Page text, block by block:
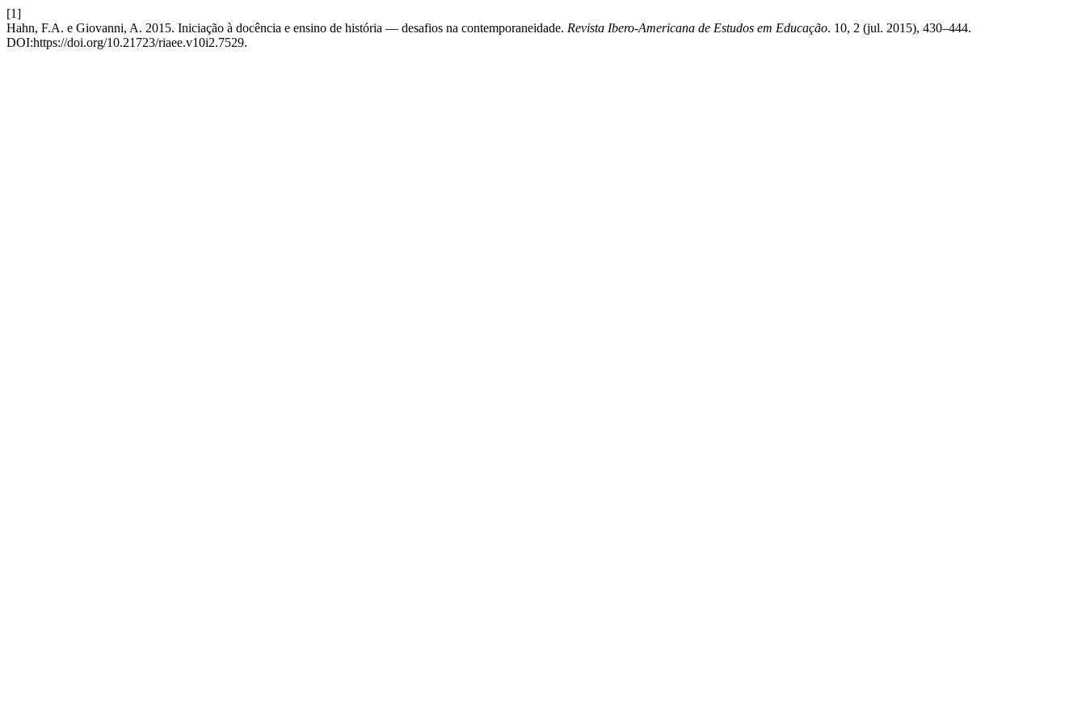
[1]
Hahn, F.A. e Giovanni, A. 2015. Iniciação à docência e ensino de história — desafios na contemporaneidade. Revista Ibero-Americana de Estudos em Educação. 10, 2 (jul. 2015), 430–444.
DOI:https://doi.org/10.21723/riaee.v10i2.7529.